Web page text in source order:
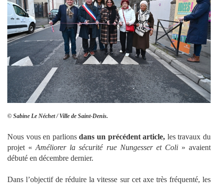
© Sabine Le Néchet / Ville de Saint-Denis.
Nous vous en parlionsdans un précédent article, les travaux du
projet «Améliorer la sécurité rue Nungesser et Coli» avaient
débuté en décembre dernier.
Dans l’objectif de réduire la vitesse sur cet axe très fréquenté, les